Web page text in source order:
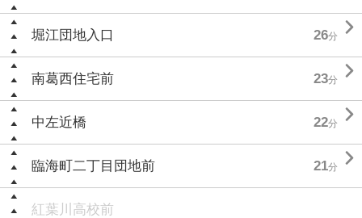
堀江団地入口 26分 
南葛西住宅前 23分 
中左近橋 22分 
臨海町二丁目団地前 21分 
紅葉川高校前